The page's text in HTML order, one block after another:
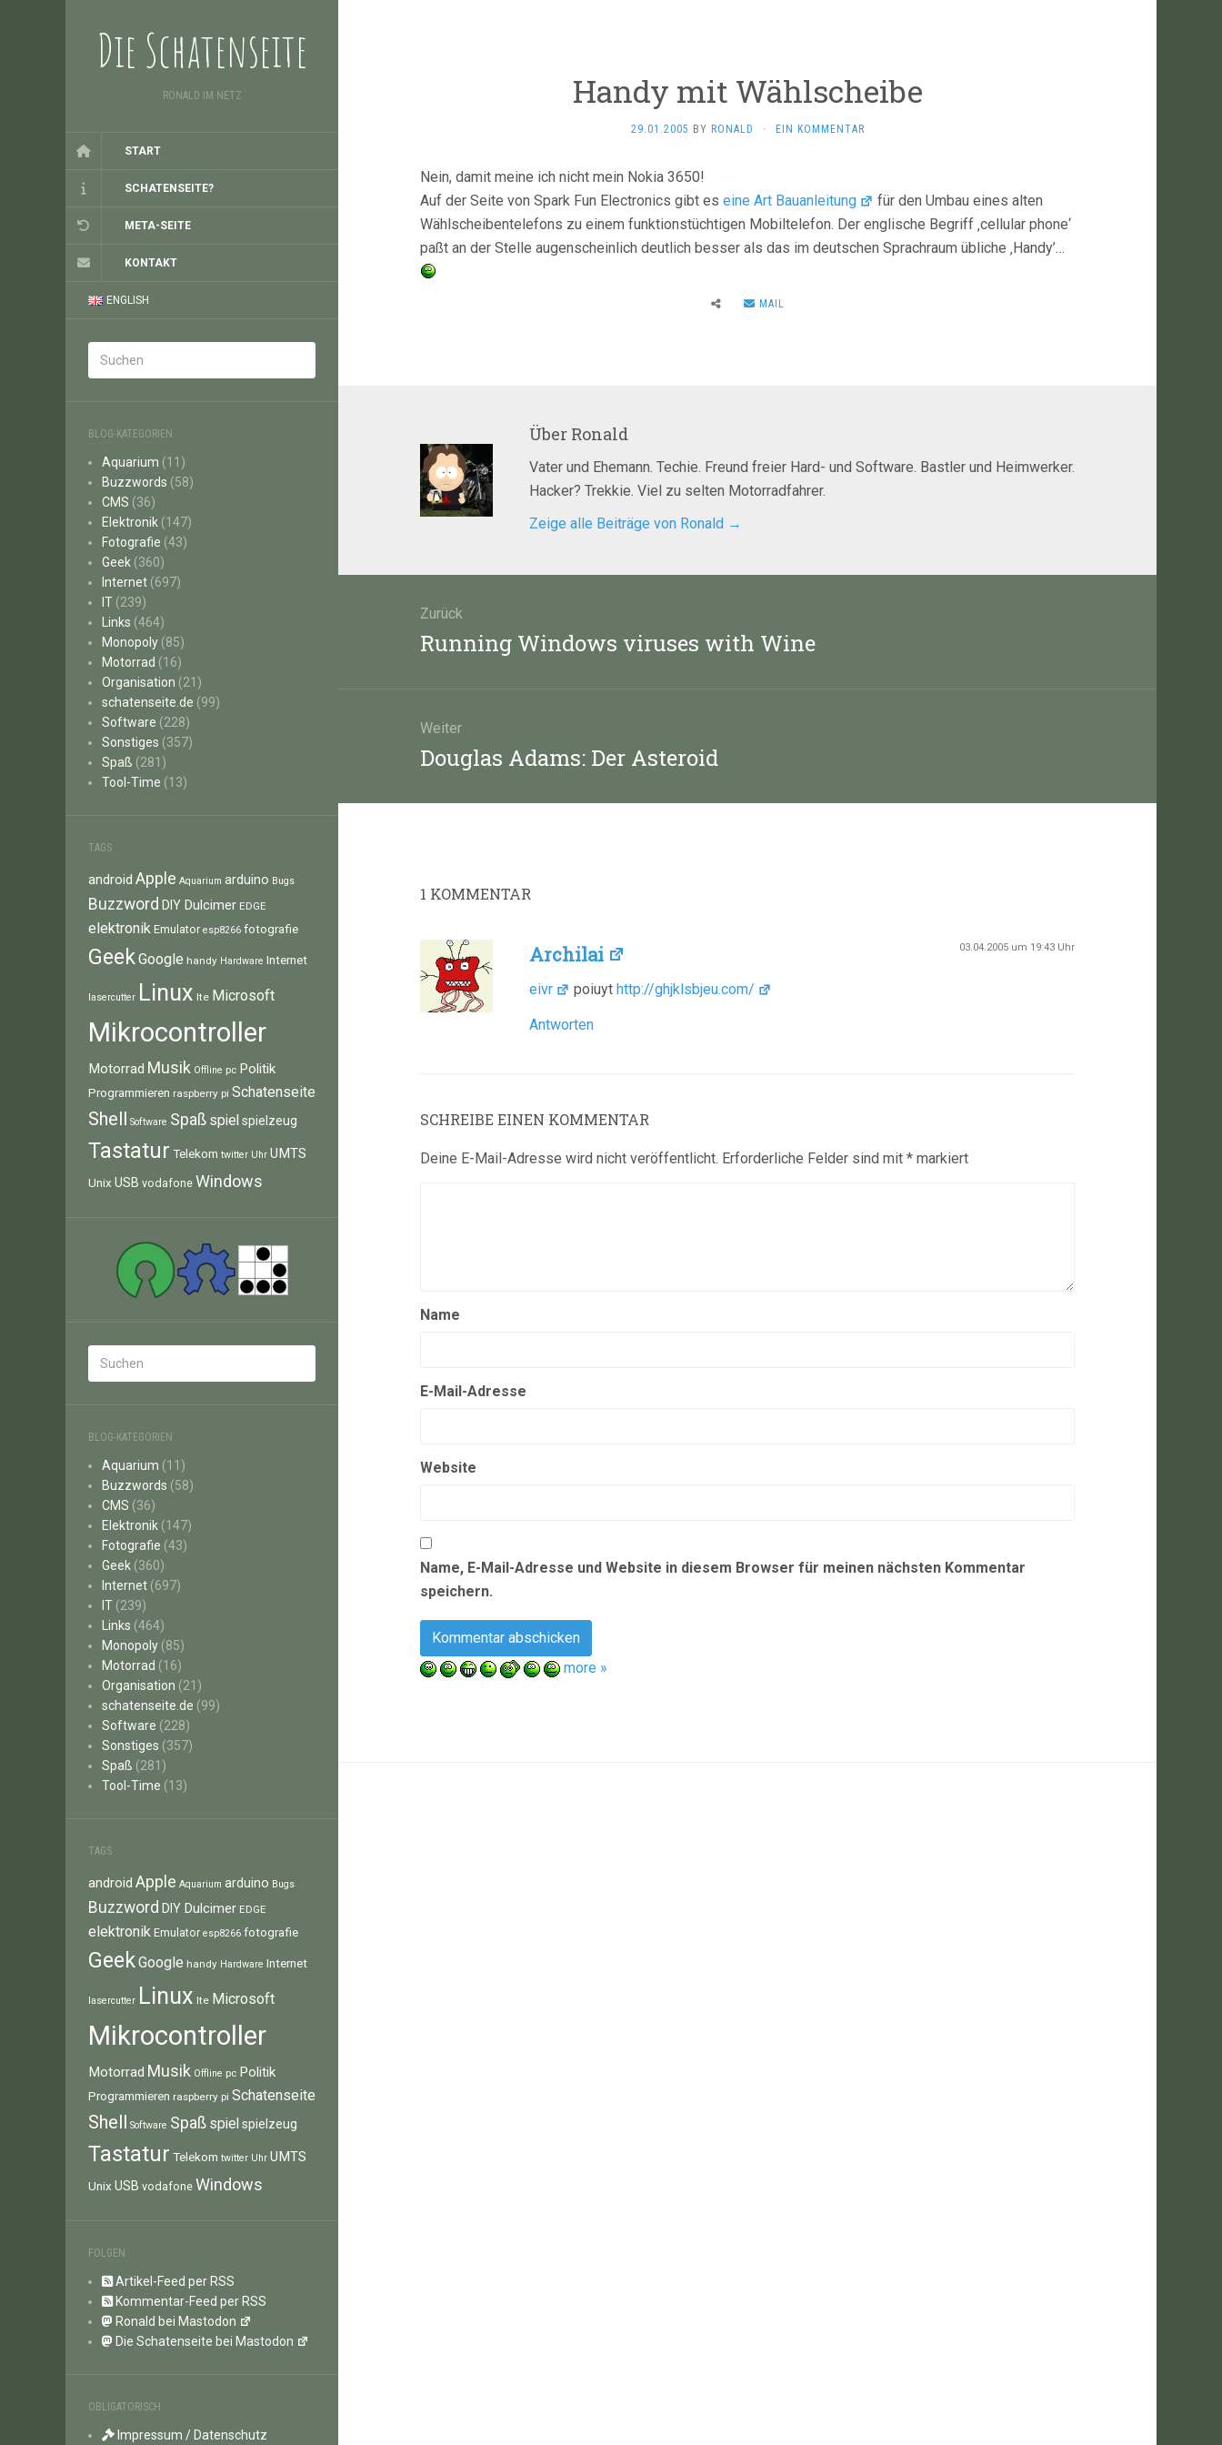
Die Schatenseite
RONALD IM NETZ
START
SCHATENSEITE?
META-SEITE
KONTAKT
ENGLISH
BLOG-KATEGORIEN
Aquarium (11)
Buzzwords (58)
CMS (36)
Elektronik (147)
Fotografie (43)
Geek (360)
Internet (697)
IT (239)
Links (464)
Monopoly (85)
Motorrad (16)
Organisation (21)
schatenseite.de (99)
Software (228)
Sonstiges (357)
Spaß (281)
Tool-Time (13)
TAGS
android Apple Aquarium arduino Bugs
Buzzword DIY Dulcimer EDGE
elektronik Emulator esp8266 fotografie
GeekGoogle handy Hardware Internet
lasercutter Linux lte Microsoft
Mikrocontroller
Motorrad Musik Offline pc Politik
Programmieren raspberry pi Schatenseite
Shell Software Spaß spiel spielzeug
Tastatur Telekom twitter Uhr UMTS
Unix USB vodafone Windows
BLOG-KATEGORIEN
Aquarium (11)
Buzzwords (58)
CMS (36)
Elektronik (147)
Fotografie (43)
Geek (360)
Internet (697)
IT (239)
Links (464)
Monopoly (85)
Motorrad (16)
Organisation (21)
schatenseite.de (99)
Software (228)
Sonstiges (357)
Spaß (281)
Tool-Time (13)
TAGS
android Apple Aquarium arduino Bugs
Buzzword DIY Dulcimer EDGE
elektronik Emulator esp8266 fotografie
GeekGoogle handy Hardware Internet
lasercutter Linux lte Microsoft
Mikrocontroller
Motorrad Musik Offline pc Politik
Programmieren raspberry pi Schatenseite
Shell Software Spaß spiel spielzeug
Tastatur Telekom twitter Uhr UMTS
Unix USB vodafone Windows
FOLGEN
Artikel-Feed per RSS
Kommentar-Feed per RSS
Ronald bei Mastodon
Die Schatenseite bei Mastodon
OBLIGATORISCH
Impressum / Datenschutz
Handy mit Wählscheibe
29.01.2005 BY RONALD · EIN KOMMENTAR
Nein, damit meine ich nicht mein Nokia 3650!
Auf der Seite von Spark Fun Electronics gibt es eine Art Bauanleitung
für den Umbau eines alten
Wählscheibentelefons zu einem funktionstüchtigen Mobiltelefon. Der englische Begriff ‚cellular phone‘
paßt an der Stelle augenscheinlich deutlich besser als das im deutschen Sprachraum übliche ‚Handy’…
MAIL
Über Ronald
Vater und Ehemann. Techie. Freund freier Hard- und Software. Bastler und Heimwerker.
Hacker? Trekkie. Viel zu selten Motorradfahrer.
Zeige alle Beiträge von Ronald →
Zurück
Vorheriger
Running Windows viruses with Wine
Weiter
Nächster
Beitrag:
Douglas Adams: Der Asteroid
1 KOMMENTAR
Archilai 03.04.2005 um 19:43 Uhr
eivr poiuythttp://ghjklsbjeu.com/
Antworten
SCHREIBE EINEN KOMMENTAR
Deine E-Mail-Adresse wird nicht veröffentlicht. Erforderliche Felder sind mit * markiert
Name
E-Mail-Adresse
Website
Name, E-Mail-Adresse und Website in diesem Browser für meinen nächsten Kommentar
speichern.
more »